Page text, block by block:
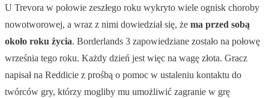
U Trevora w połowie zeszłego roku wykryto wiele ognisk choroby
nowotworowej, a wraz z nimi dowiedział się, że ma przed sobą
około roku życia. Borderlands 3 zapowiedziane zostało na połowę
września tego roku. Każdy dzień jest więc na wagę złota. Gracz
napisał na Reddicie z prośbą o pomoc w ustaleniu kontaktu do
twórców gry, którzy mogliby mu umożliwić zagranie w grę